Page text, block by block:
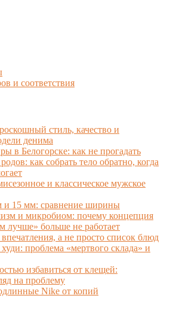
и соответствия
стиль, качество и
денима
в Белогорске: как не прогадать
как собрать тело обратно, когда
и классическое мужское
15 мм: сравнение ширины
и микробиом: почему концепция
лучше» больше не работает
а не просто список блюд
проблема «мертвого склада» и
избавиться от клещей:
на проблему
Nike от копий